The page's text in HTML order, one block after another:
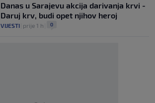
Danas u Sarajevu akcija darivanja krvi -
Daruj krv, budi opet njihov heroj
VIJESTI prije 1 h 0